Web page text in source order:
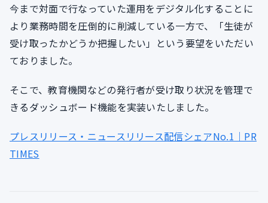
今まで対面で行なっていた運用をデジタル化することに
より業務時間を圧倒的に削減している一方で、「生徒が
受け取ったかどうか把握したい」という要望をいただい
ておりました。
そこで、教育機関などの発行者が受け取り状況を管理で
きるダッシュボード機能を実装いたしました。
プレスリリース・ニュースリリース配信シェアNo.1｜PR
TIMES